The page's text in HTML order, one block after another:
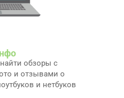
обзоры с
и отзывами о
и нетбуков